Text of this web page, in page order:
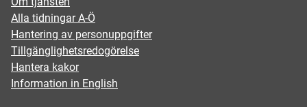
Alla tidningar A-Ö
Hantering av personuppgifter
Tillgänglighetsredogörelse
Hantera kakor
Information in English